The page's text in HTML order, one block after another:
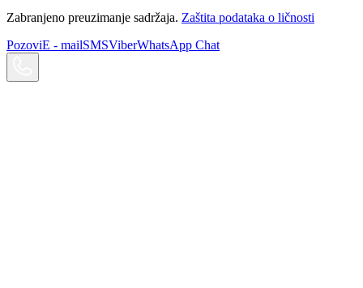
Zabranjeno preuzimanje sadržaja. Zaštita podataka o ličnosti
PozoviE - mailSMSViberWhatsApp Chat